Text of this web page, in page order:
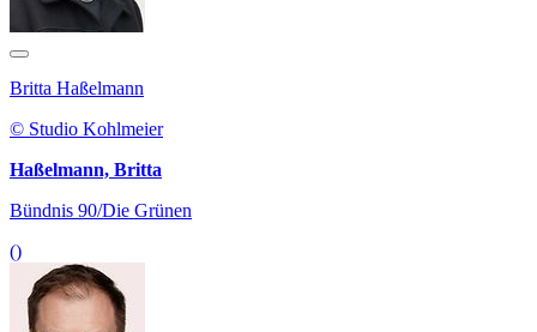
Britta Haßelmann
© Studio Kohlmeier
Haßelmann, Britta
Bündnis 90/Die Grünen
()